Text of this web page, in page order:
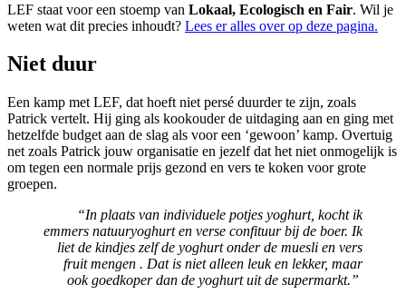
LEF staat voor een stoemp van Lokaal, Ecologisch en Fair. Wil je
weten wat dit precies inhoudt? Lees er alles over op deze pagina.
Niet duur
Een kamp met LEF, dat hoeft niet persé duurder te zijn, zoals
Patrick vertelt. Hij ging als kookouder de uitdaging aan en ging met
hetzelfde budget aan de slag als voor een ‘gewoon’ kamp. Overtuig
net zoals Patrick jouw organisatie en jezelf dat het niet onmogelijk is
om tegen een normale prijs gezond en vers te koken voor grote
groepen.
“In plaats van individuele potjes yoghurt, kocht ik
emmers natuuryoghurt en verse confituur bij de boer. Ik
liet de kindjes zelf de yoghurt onder de muesli en vers
fruit mengen . Dat is niet alleen leuk en lekker, maar
ook goedkoper dan de yoghurt uit de supermarkt.”